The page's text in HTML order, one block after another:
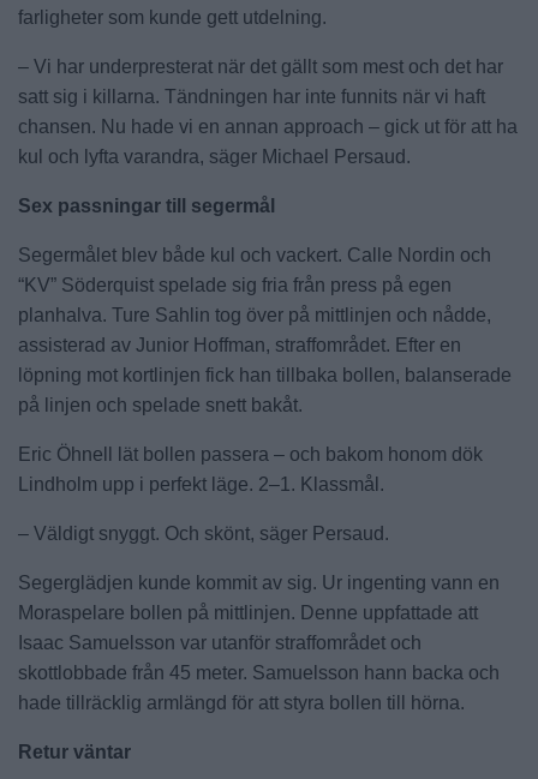
farligheter som kunde gett utdelning.
– Vi har underpresterat när det gällt som mest och det har
satt sig i killarna. Tändningen har inte funnits när vi haft
chansen. Nu hade vi en annan approach – gick ut för att ha
kul och lyfta varandra, säger Michael Persaud.
Sex passningar till segermål
Segermålet blev både kul och vackert. Calle Nordin och
“KV” Söderquist spelade sig fria från press på egen
planhalva. Ture Sahlin tog över på mittlinjen och nådde,
assisterad av Junior Hoffman, straffområdet. Efter en
löpning mot kortlinjen fick han tillbaka bollen, balanserade
på linjen och spelade snett bakåt.
Eric Öhnell lät bollen passera – och bakom honom dök
Lindholm upp i perfekt läge. 2–1. Klassmål.
– Väldigt snyggt. Och skönt, säger Persaud.
Segerglädjen kunde kommit av sig. Ur ingenting vann en
Moraspelare bollen på mittlinjen. Denne uppfattade att
Isaac Samuelsson var utanför straffområdet och
skottlobbade från 45 meter. Samuelsson hann backa och
hade tillräcklig armlängd för att styra bollen till hörna.
Retur väntar